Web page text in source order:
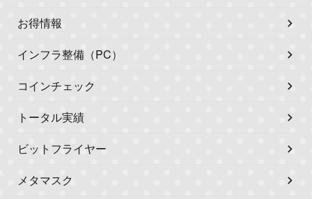
お得情報
インフラ整備（PC）
コインチェック
トータル実績
ビットフライヤー
メタマスク